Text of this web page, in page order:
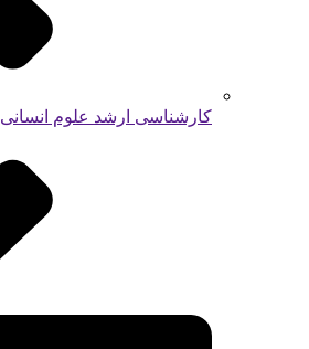
کارشناسی ارشد علوم انسانی